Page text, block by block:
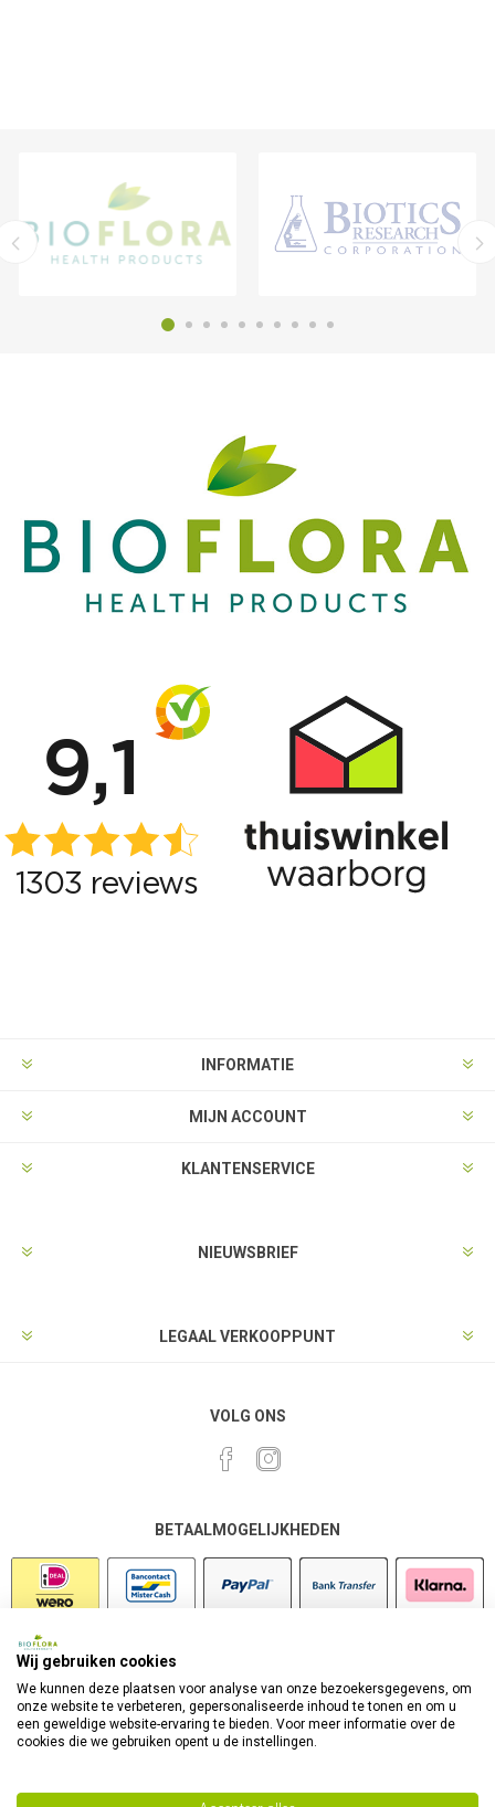
INFORMATIE
MIJN ACCOUNT
KLANTENSERVICE
NIEUWSBRIEF
LEGAAL VERKOOPPUNT
VOLG ONS
BETAALMOGELIJKHEDEN
Wij gebruiken cookies
We kunnen deze plaatsen voor analyse van onze bezoekersgegevens, om
onze website te verbeteren, gepersonaliseerde inhoud te tonen en om u
een geweldige website-ervaring te bieden. Voor meer informatie over de
cookies die we gebruiken opent u de instellingen.